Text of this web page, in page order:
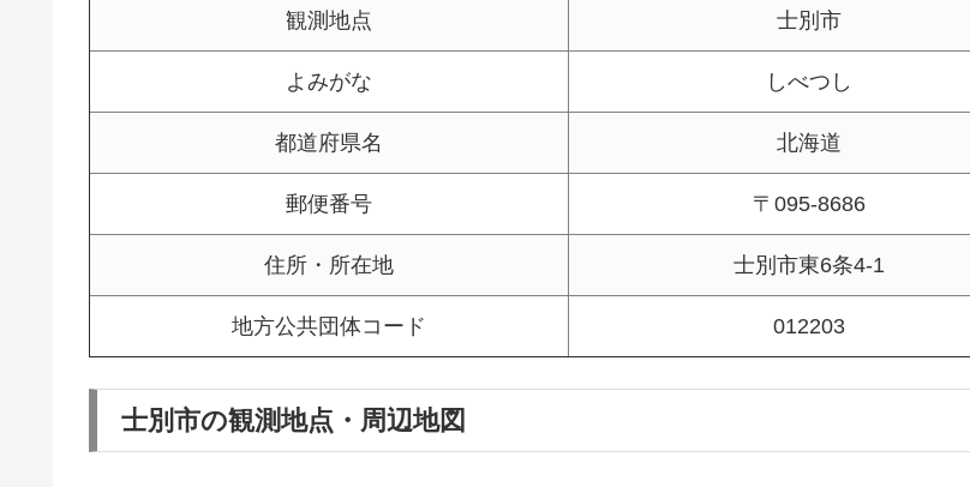
観測地点 士別市
よみがな しべつし
都道府県名 北海道
郵便番号 〒095-8686
住所・所在地 士別市東6条4-1
地方公共団体コード 012203
士別市の観測地点・周辺地図